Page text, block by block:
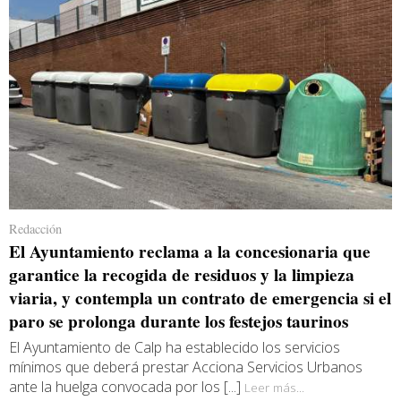
Redacción
El Ayuntamiento reclama a la concesionaria que
garantice la recogida de residuos y la limpieza
viaria, y contempla un contrato de emergencia si el
paro se prolonga durante los festejos taurinos
El Ayuntamiento de Calp ha establecido los servicios
mínimos que deberá prestar Acciona Servicios Urbanos
ante la huelga convocada por los [...] Leer más...